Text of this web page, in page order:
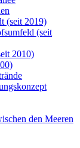
(seit 2019)
(seit
2010)
den Meeren